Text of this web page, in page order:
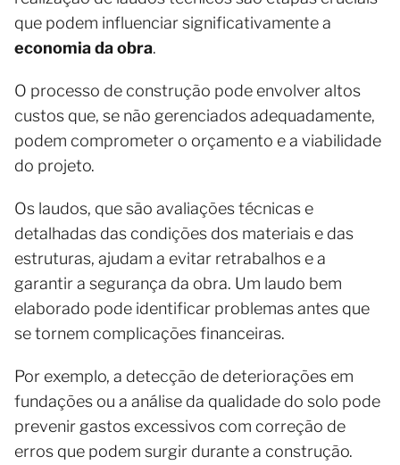
que podem influenciar significativamente a
economia da obra.
O processo de construção pode envolver altos
custos que, se não gerenciados adequadamente,
podem comprometer o orçamento e a viabilidade
do projeto.
Os laudos, que são avaliações técnicas e
detalhadas das condições dos materiais e das
estruturas, ajudam a evitar retrabalhos e a
garantir a segurança da obra. Um laudo bem
elaborado pode identificar problemas antes que
se tornem complicações financeiras.
Por exemplo, a detecção de deteriorações em
fundações ou a análise da qualidade do solo pode
prevenir gastos excessivos com correção de
erros que podem surgir durante a construção.